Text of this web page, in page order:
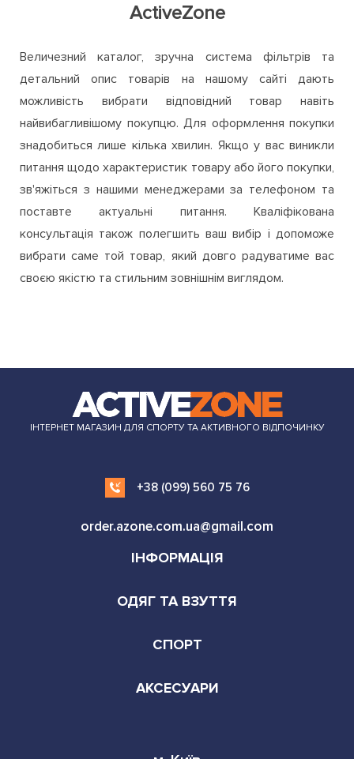
ActiveZone
Величезний каталог, зручна система фільтрів та
детальний опис товарів на нашому сайті дають
можливість вибрати відповідний товар навіть
найвибагливішому покупцю. Для оформлення покупки
знадобиться лише кілька хвилин. Якщо у вас виникли
питання щодо характеристик товару або його покупки,
зв'яжіться з нашими менеджерами за телефоном та
поставте актуальні питання. Кваліфікована
консультація також полегшить ваш вибір і допоможе
вибрати саме той товар, який довго радуватиме вас
своєю якістю та стильним зовнішнім виглядом.
ІНТЕРНЕТ МАГАЗИН ДЛЯ СПОРТУ ТА АКТИВНОГО ВІДПОЧИНКУ
+38 (099) 560 75 76
order.azone.com.ua@gmail.com
ІНФОРМАЦІЯ
ОДЯГ ТА ВЗУТТЯ
СПОРТ
АКСЕСУАРИ